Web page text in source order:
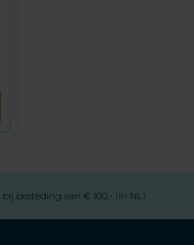
bij besteding van € 100,- (in NL)